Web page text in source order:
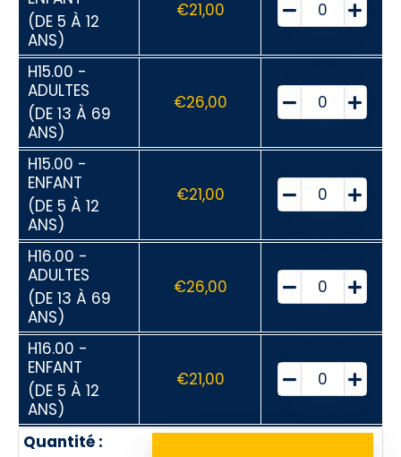
(DE 5 À 12
ANS)
€21,00
H15.00 -
ADULTES
(DE 13 À 69
ANS)
€26,00
H15.00 -
ENFANT
(DE 5 À 12
ANS)
€21,00
H16.00 -
ADULTES
(DE 13 À 69
ANS)
€26,00
H16.00 -
ENFANT
(DE 5 À 12
ANS)
€21,00
Quantité :